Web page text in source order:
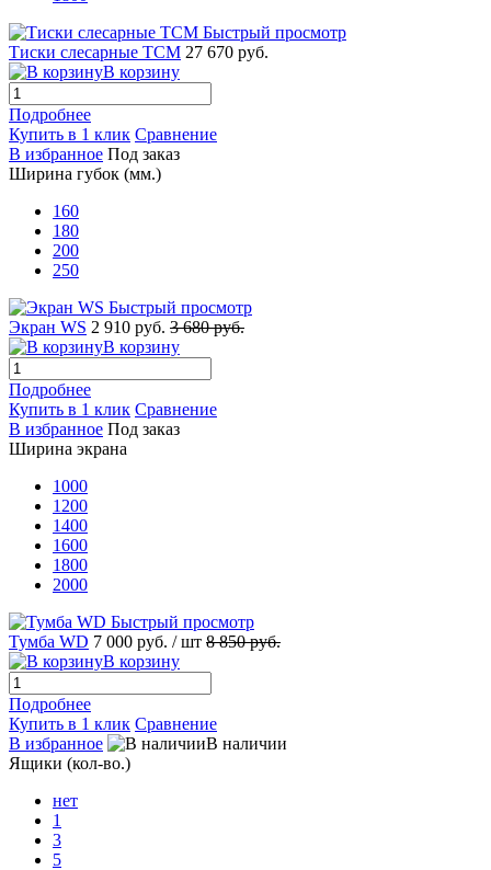
Быстрый просмотр
Тиски слесарные ТСМ 27 670 руб.
В корзину
Подробнее
Купить в 1 клик Сравнение
В избранное Под заказ
Ширина губок (мм.)
160
180
200
250
Быстрый просмотр
Экран WS 2 910 руб. 3 680 руб.
В корзину
Подробнее
Купить в 1 клик Сравнение
В избранное Под заказ
Ширина экрана
1000
1200
1400
1600
1800
2000
Быстрый просмотр
Тумба WD 7 000 руб. / шт 8 850 руб.
В корзину
Подробнее
Купить в 1 клик Сравнение
В избранное
В наличии
Ящики (кол-во.)
нет
1
3
5